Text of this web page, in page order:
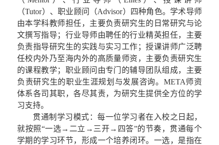
（Tutor）、职业顾问（Advisor）四种角色。学术导师
由本学科教师担任，主要负责研究生的日常研究与论
文撰写指导；行业导师由聘任的行业精英担任，主要
负责指导研究生的实践与实习工作；授课讲师广泛聘
任校内外乃至海内外的高质量师资，主要负责研究生
的课程教学；职业顾问由专门的辅导团队组成，主要
负责研究生的职业生涯规划与发展咨询。META师资
体系各司其职，各尽其责，为研究生提供全方位的学
习支持。
贯通制学习模式：每一位学习者在入校之日起，
就按照“一选→二立→三开→四答”的节奏，贯通每个
学期的学习环节，形成一个培养闭环。一选，是指在